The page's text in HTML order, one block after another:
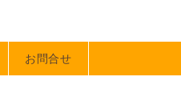
お問合せ